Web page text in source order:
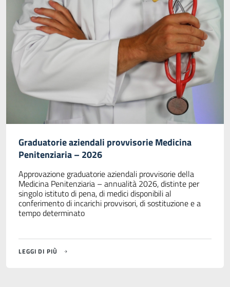
Graduatorie aziendali provvisorie Medicina
Penitenziaria – 2026
Approvazione graduatorie aziendali provvisorie della
Medicina Penitenziaria – annualità 2026, distinte per
singolo istituto di pena, di medici disponibili al
conferimento di incarichi provvisori, di sostituzione e a
tempo determinato
LEGGI DI PIÙ